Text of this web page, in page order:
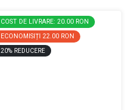
COST DE LIVRARE: 20.00 RON
ECONOMISIȚI 22.00 RON
20% REDUCERE